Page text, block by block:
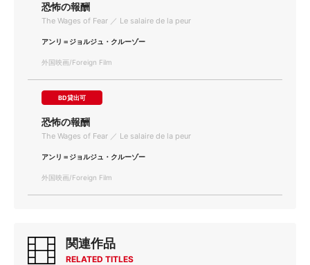
恐怖の報酬
The Wages of Fear ／ Le salaire de la peur
アンリ＝ジョルジュ・クルーゾー
外国映画/Foreign Film
BD貸出可
恐怖の報酬
The Wages of Fear ／ Le salaire de la peur
アンリ＝ジョルジュ・クルーゾー
外国映画/Foreign Film
関連作品
RELATED TITLES